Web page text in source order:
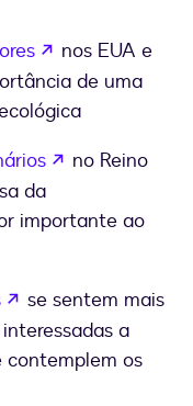
se abre en
nos EUA e
de uma
se abre en
no Reino
da
importante ao
se abre en una
se sentem mais
a
contemplem os